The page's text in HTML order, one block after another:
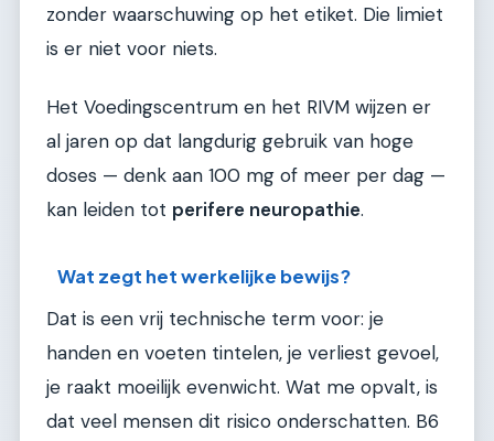
zonder waarschuwing op het etiket. Die limiet
is er niet voor niets.
Het Voedingscentrum en het RIVM wijzen er
al jaren op dat langdurig gebruik van hoge
doses — denk aan 100 mg of meer per dag —
kan leiden tot perifere neuropathie.
Wat zegt het werkelijke bewijs?
Dat is een vrij technische term voor: je
handen en voeten tintelen, je verliest gevoel,
je raakt moeilijk evenwicht. Wat me opvalt, is
dat veel mensen dit risico onderschatten. B6